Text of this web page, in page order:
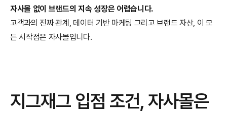
자사몰 없이 브랜드의 지속 성장은 어렵습니다.
고객과의 진짜 관계, 데이터 기반 마케팅 그리고 브랜드 자산, 이 모
든 시작점은 자사몰입니다.
지그재그 입점 조건, 자사몰은